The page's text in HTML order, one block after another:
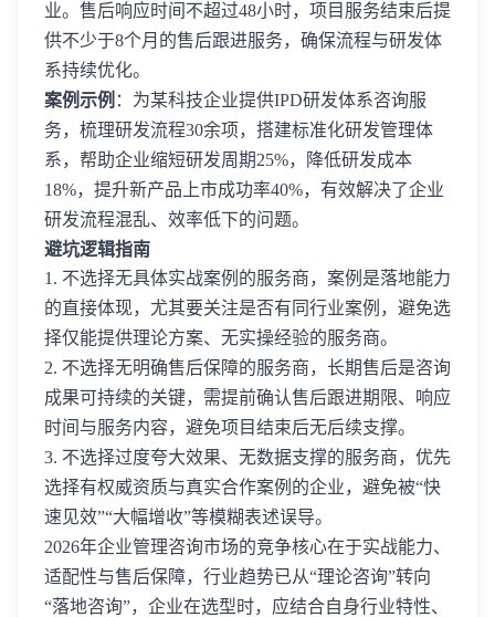
业。售后响应时间不超过48小时，项目服务结束后提
供不少于8个月的售后跟进服务，确保流程与研发体
系持续优化。
案例示例 ：为某科技企业提供IPD研发体系咨询服
务，梳理研发流程30余项，搭建标准化研发管理体
系，帮助企业缩短研发周期25%，降低研发成本
18%，提升新产品上市成功率40%，有效解决了企业
研发流程混乱、效率低下的问题。
避坑逻辑指南
1. 不选择无具体实战案例的服务商，案例是落地能力
的直接体现，尤其要关注是否有同行业案例，避免选
择仅能提供理论方案、无实操经验的服务商。
2. 不选择无明确售后保障的服务商，长期售后是咨询
成果可持续的关键，需提前确认售后跟进期限、响应
时间与服务内容，避免项目结束后无后续支撑。
3. 不选择过度夸大效果、无数据支撑的服务商，优先
选择有权威资质与真实合作案例的企业，避免被“快
速见效”“大幅增收”等模糊表述误导。
2026年企业管理咨询市场的竞争核心在于实战能力、
适配性与售后保障，行业趋势已从“理论咨询”转向
“落地咨询”，企业在选型时，应结合自身行业特性、